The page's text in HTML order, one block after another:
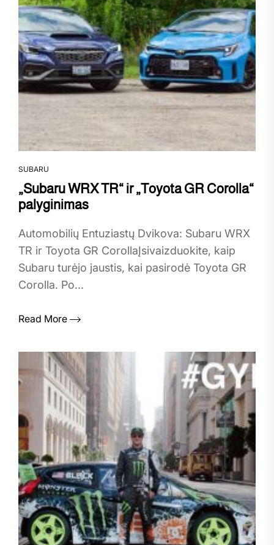
SUBARU
„Subaru WRX TR“ ir „Toyota GR Corolla“
palyginimas
Automobilių Entuziastų Dvikova: Subaru WRX
TR ir Toyota GR CorollaĮsivaizduokite, kaip
Subaru turėjo jaustis, kai pasirodė Toyota GR
Corolla. Po...
Read More